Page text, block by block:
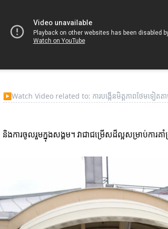
▶Watch Video related to: ការបង្កើនមិត្តភាពថែមទៀតតា
និងការចូលរួមក្នុងសង្គម។ វាជាជម្រើសដ៏ល្អសម្រាប់ការគ